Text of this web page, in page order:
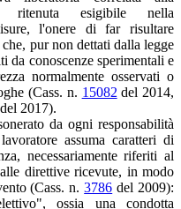
ritenuta esigibile nella
l'onere di far risultare
pur non dettati dalla legge
da conoscenze sperimentali e
normalmente osservati o
(Cass. n. 15082 del 2014,
del 2017).
da ogni responsabilità
assuma caratteri di
necessariamente riferiti al
direttive ricevute, in modo
(Cass. n.3786 del 2009):
ossia una condotta